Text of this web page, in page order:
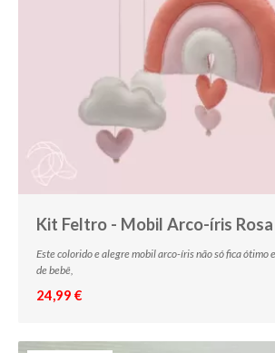
Kit Feltro - Mobil Arco-íris Rosa
Este colorido e alegre mobil arco-íris não só fica ótimo
de bebê,
24,99 €